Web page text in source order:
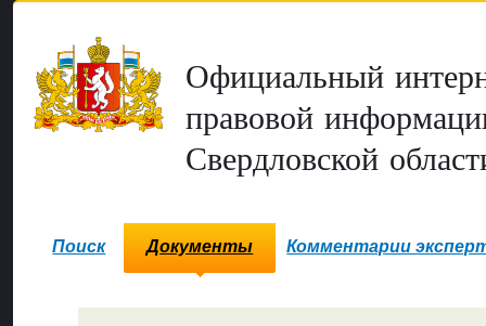
Официальный
правовой
Свердловской
Поиск Документы Комментарии